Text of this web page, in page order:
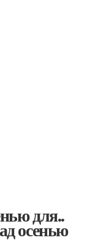
для..
осенью